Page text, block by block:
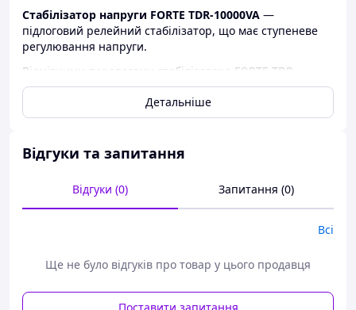
Стабілізатор напруги FORTE TDR-10000VA —
підлоговий релейний стабілізатор, що має ступеневе
регулювання напруги.
Відмітними перевагами стабілізатора FORTE TDR-
10000VA є:
- Захист від перегрівання, короткого замикання,
- Після спрацьовування системи захисту, прилад
самостійно відновлює роботу
- Стабілізатор обладнаний срібними контактами
вольтметра
Детальніше
Відгуки та запитання
Відгуки (0) Запитання (0)
Всі
Ще не було відгуків про товар у цього продавця